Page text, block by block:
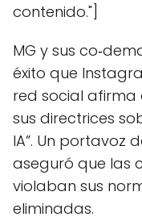
contenido."]
MG y sus
éxito que
red social afirma
sus directrices
IA”. Un portavoz
aseguró que las
violaban sus
eliminadas.